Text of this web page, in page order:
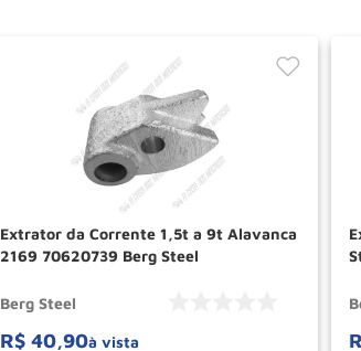
Extrator da Corrente 1,5t a 9t Alavanca
2169 70620739 Berg Steel
Berg Steel
R$ 40,90à vista